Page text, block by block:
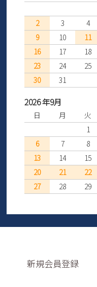
2
3 4
9
10 11
16
17 18
23
24 25
30
31
2026 年9月
日 月 火
1
6
7 8
13
14 15
20
21 22
27
28 29
新規会員登録